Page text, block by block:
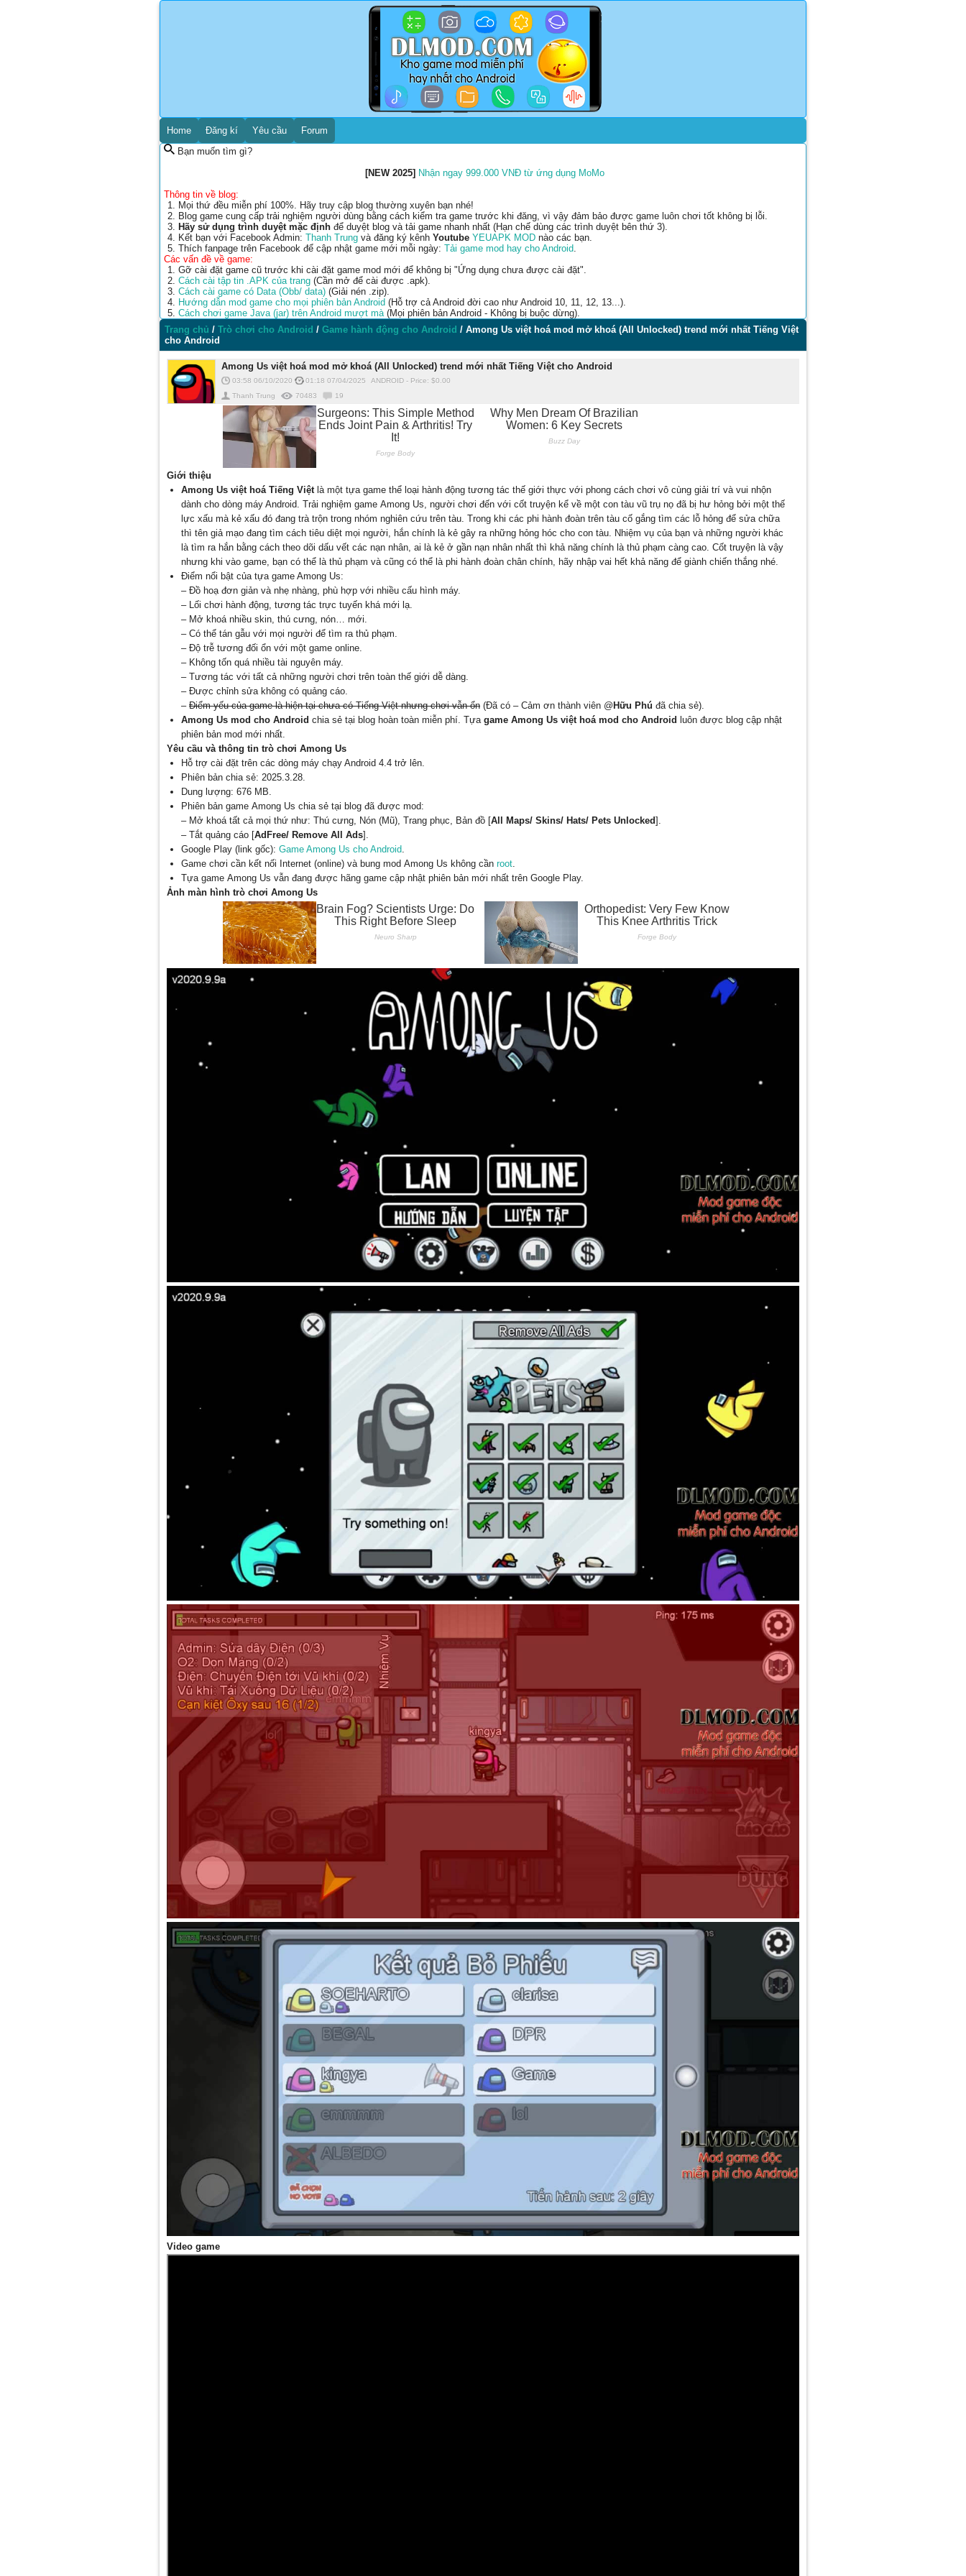
Home Đăng kí Yêu cầu
Forum
Bạn muốn tìm gì?
[NEW 2025] Nhận ngay 999.000 VNĐ từ ứng dụng MoMo
Thông tin về blog:
Mọi thứ đều miễn phí 100%. Hãy truy cập blog thường xuyên bạn nhé!
Blog game cung cấp trải nghiệm người dùng bằng cách kiểm tra game trước khi đăng, vì vậy đảm bảo được game luôn chơi tốt không bị lỗi.
Hãy sử dụng trình duyệt mặc định để duyệt blog và tải game nhanh nhất (Hạn chế dùng các trình duyệt bên thứ 3).
Kết bạn với Facebook Admin: Thanh Trung và đăng ký kênh Youtube YEUAPK MOD nào các bạn.
Thích fanpage trên Facebook để cập nhật game mới mỗi ngày: Tải game mod hay cho Android.
Các vấn đề về game:
Gỡ cài đặt game cũ trước khi cài đặt game mod mới để không bị "Ứng dụng chưa được cài đặt".
Cách cài tập tin .APK của trang (Cần mở để cài được .apk).
Cách cài game có Data (Obb/ data) (Giải nén .zip).
Hướng dẫn mod game cho mọi phiên bản Android (Hỗ trợ cả Android đời cao như Android 10, 11, 12, 13...).
Cách chơi game Java (jar) trên Android mượt mà(Mọi phiên bản Android - Không bị buộc dừng).
Trang chủ / Trò chơi cho Android / Game hành động cho Android / Among Us việt hoá mod mở khoá (All Unlocked) trend mới nhất Tiếng Việt
cho Android
Among Us việt hoá mod mở khoá (All Unlocked) trend mới nhất Tiếng Việt cho Android
03:58 06/10/2020 01:18 07/04/2025 ANDROID - Price: $0.00
Thanh Trung
70483 19
Giới thiệu
Among Us việt hoá Tiếng Việtlà một tựa game thể loại hành động tương tác thế giới thực với phong cách chơi vô cùng giải trí và vui nhộn
dành cho dòng máy Android. Trải nghiệm game Among Us, người chơi đến với cốt truyện kể về một con tàu vũ trụ nọ đã bị hư hỏng bởi một thế
lực xấu mà kẻ xấu đó đang trà trộn trong nhóm nghiên cứu trên tàu. Trong khi các phi hành đoàn trên tàu cố gắng tìm các lỗ hỏng để sửa chữa
thì tên giả mạo đang tìm cách tiêu diệt mọi người, hắn chính là kẻ gây ra những hỏng hóc cho con tàu. Nhiệm vụ của bạn và những người khác
là tìm ra hắn bằng cách theo dõi dấu vết các nạn nhân, ai là kẻ ở gần nạn nhân nhất thì khả năng chính là thủ phạm càng cao. Cốt truyện là vậy
nhưng khi vào game, bạn có thể là thủ phạm và cũng có thể là phi hành đoàn chân chính, hãy nhập vai hết khả năng để giành chiến thắng nhé.
Điểm nổi bật của tựa game Among Us:
– Đồ hoạ đơn giản và nhẹ nhàng, phù hợp với nhiều cấu hình máy.
– Lối chơi hành động, tương tác trực tuyến khá mới lạ.
– Mở khoá nhiều skin, thú cưng, nón… mới.
– Có thể tán gẫu với mọi người để tìm ra thủ phạm.
– Độ trễ tương đối ổn với một game online.
– Không tốn quá nhiều tài nguyên máy.
– Tương tác với tất cả những người chơi trên toàn thế giới dễ dàng.
– Được chỉnh sửa không có quảng cáo.
– Điểm yếu của game là hiện tại chưa có Tiếng Việt nhưng chơi vẫn ổn (Đã có – Cảm ơn thành viên @ Hữu Phú đã chia sẻ).
Among Us mod cho Android chia sẻ tại blog hoàn toàn miễn phí. Tựa game Among Us việt hoá mod cho Android luôn được blog cập nhật
phiên bản mod mới nhất.
Yêu cầu và thông tin trò chơi Among Us
Hỗ trợ cài đặt trên các dòng máy chạy Android 4.4 trở lên.
Phiên bản chia sẻ: 2025.3.28.
Dung lượng: 676 MB.
Phiên bản game Among Us chia sẻ tại blog đã được mod:
– Mở khoá tất cả mọi thứ như: Thú cưng, Nón (Mũ), Trang phục, Bản đồ [All Maps/ Skins/ Hats/ Pets Unlocked].
– Tắt quảng cáo [AdFree/ Remove All Ads].
Google Play (link gốc): Game Among Us cho Android.
Game chơi cần kết nối Internet (online) và bung mod Among Us không cần root.
Tựa game Among Us vẫn đang được hãng game cập nhật phiên bản mới nhất trên Google Play.
Ảnh màn hình trò chơi Among Us
Video game